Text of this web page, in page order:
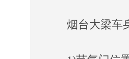
烟台大梁车身